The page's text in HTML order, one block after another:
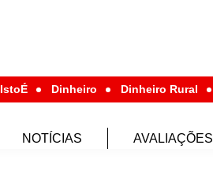
IstoÉ Dinheiro Dinheiro Rural
NOTÍCIAS AVALIAÇÕES